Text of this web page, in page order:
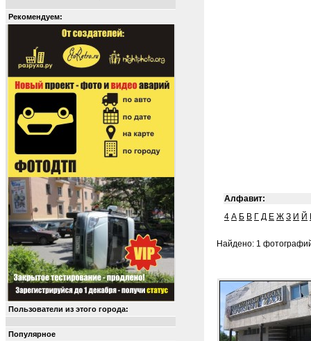
Рекомендуем:
Пользователи из этого города:
Популярное
Алфавит:
4 А Б В Г Д Е Ж З И Й
Найдено: 1